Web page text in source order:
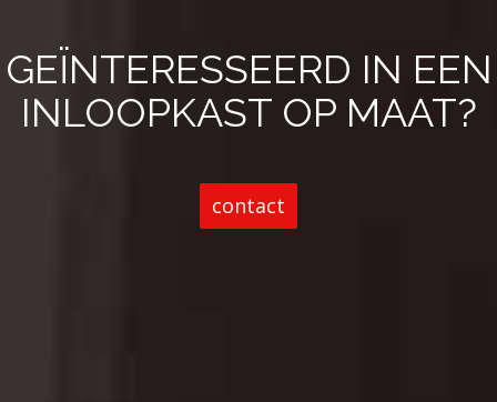
GEÏNTERESSEERD IN EEN
INLOOPKAST OP MAAT?
contact